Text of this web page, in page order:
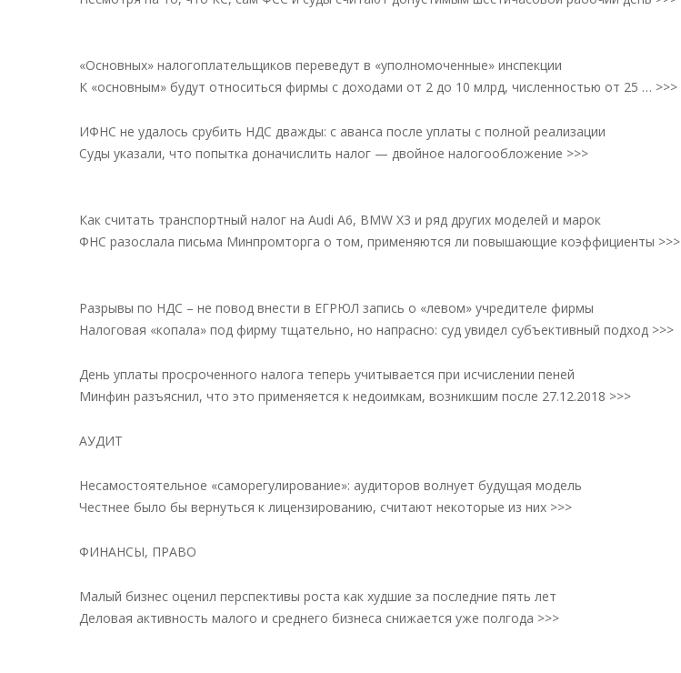
«Основных» налогоплательщиков переведут в «уполномоченные» инспекции
К «основным» будут относиться фирмы с доходами от 2 до 10 млрд, численностью от 25 … >>>
ИФНС не удалось срубить НДС дважды: с аванса после уплаты с полной реализации
Суды указали, что попытка доначислить налог — двойное налогообложение >>>
Как считать транспортный налог на Audi A6, BMW X3 и ряд других моделей и марок
ФНС разослала письма Минпромторга о том, применяются ли повышающие коэффициенты >>>
Разрывы по НДС – не повод внести в ЕГРЮЛ запись о «левом» учредителе фирмы
Налоговая «копала» под фирму тщательно, но напрасно: суд увидел субъективный подход >>>
День уплаты просроченного налога теперь учитывается при исчислении пеней
Минфин разъяснил, что это применяется к недоимкам, возникшим после 27.12.2018 >>>
АУДИТ
Несамостоятельное «саморегулирование»: аудиторов волнует будущая модель
Честнее было бы вернуться к лицензированию, считают некоторые из них >>>
ФИНАНСЫ, ПРАВО
Малый бизнес оценил перспективы роста как худшие за последние пять лет
Деловая активность малого и среднего бизнеса снижается уже полгода >>>